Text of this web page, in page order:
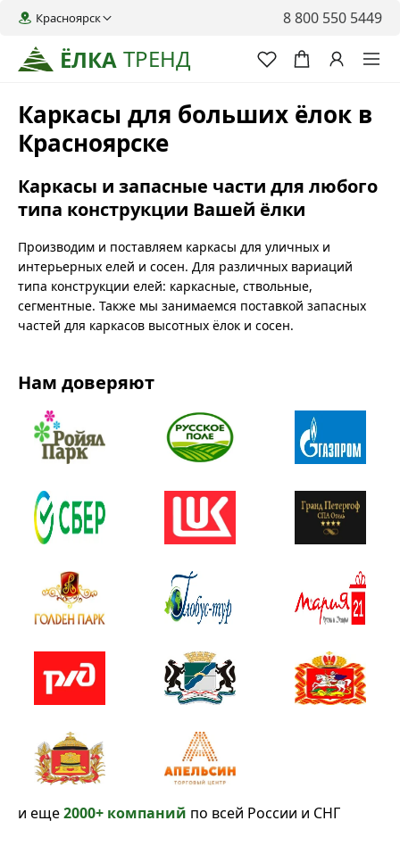
ЁЛКА ТРЕНД
Красноярск 8 800 550 5449
Каркасы для больших ёлок в
Красноярске
Каркасы и запасные части для любого
типа конструкции Вашей ёлки
Производим и поставляем каркасы для уличных и
интерьерных елей и сосен. Для различных вариаций
типа конструкции елей: каркасные, ствольные,
сегментные. Также мы занимаемся поставкой запасных
частей для каркасов высотных ёлок и сосен.
Нам доверяют
и еще2000+ компаний по всей России и СНГ